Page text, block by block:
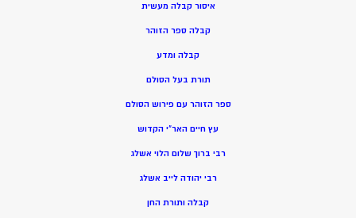
איסור קבלה מעשית
קבלה ספר הזוהר
קבלה ומדע
תורת בעל הסולם
ספר הזוהר עם פירוש הסולם
עץ חיים האר”י הקדוש
רבי ברוך שלום הלוי אשלג
רבי יהודה לייב אשלג
קבלה ותורת החן